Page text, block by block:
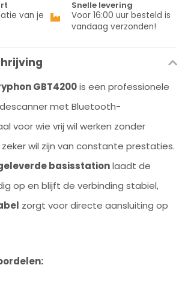
van je
Snelle levering
Voor 16:00 uur besteld is
vandaag verzonden!
GBT4200is een professionele
met Bluetooth-
voor wie vrij wil werken zonder
wil zijn van constante prestaties.
basisstationlaadt de
op en blijft de verbinding stabiel,
zorgt voor directe aansluiting op